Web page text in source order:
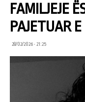
FAMILJEJE
PAJETUAR
28/02/2026 • 21:25